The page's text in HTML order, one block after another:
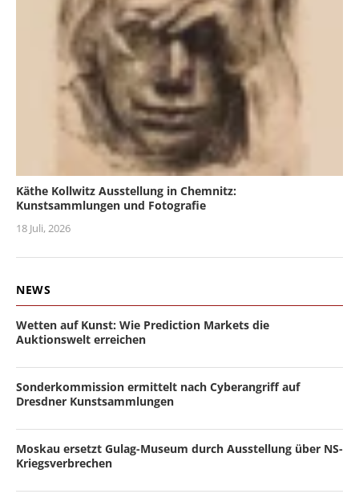
Käthe Kollwitz Ausstellung in Chemnitz:
Kunstsammlungen und Fotografie
18 Juli, 2026
NEWS
Wetten auf Kunst: Wie Prediction Markets die
Auktionswelt erreichen
Sonderkommission ermittelt nach Cyberangriff auf
Dresdner Kunstsammlungen
Moskau ersetzt Gulag-Museum durch Ausstellung über NS-
Kriegsverbrechen